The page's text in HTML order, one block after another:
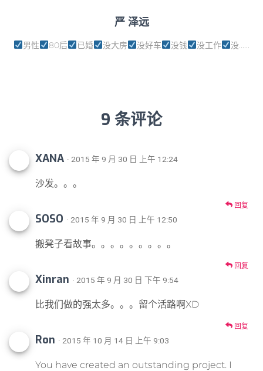
严 泽远
男性 80后 已婚 没大房 没好车 没钱 没工作 没......
9 条评论
XANA · 2015 年 9 月 30 日 上午 12:24
沙发。。。
回复
SOSO · 2015 年 9 月 30 日 上午 12:50
搬凳子看故事。。。。。。。。。
回复
Xinran · 2015 年 9 月 30 日 下午 9:54
比我们做的强太多。。。留个活路啊XD
回复
Ron · 2015 年 10 月 14 日 上午 9:03
You have created an outstanding project. I